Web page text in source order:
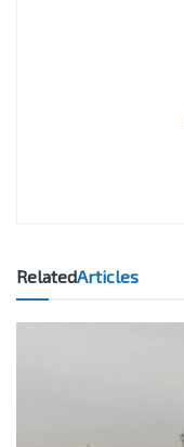
RelatedArticles